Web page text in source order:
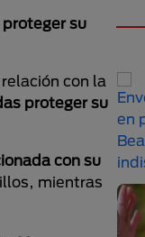
su
con la
proteger su
con su
mientras